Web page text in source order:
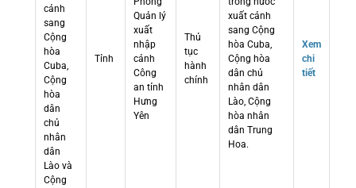
cảnh
sang
Cộng
hòa
Cuba,
Cộng
hòa
dân
chủ
nhân
dân
Lào và
Cộng
Tỉnh
Quản lý
xuất
nhập
cảnh
Công
an tỉnh
Hưng
Yên
Thủ
tục
hành
chính
xuất cảnh
sang Cộng
hòa Cuba,
Cộng hòa
dân chủ
nhân dân
Lào, Cộng
hòa nhân
dân Trung
Hoa.
Xem
chi
tiết